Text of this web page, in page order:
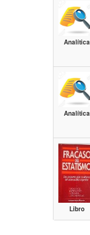
Analítica
Analítica
Libro